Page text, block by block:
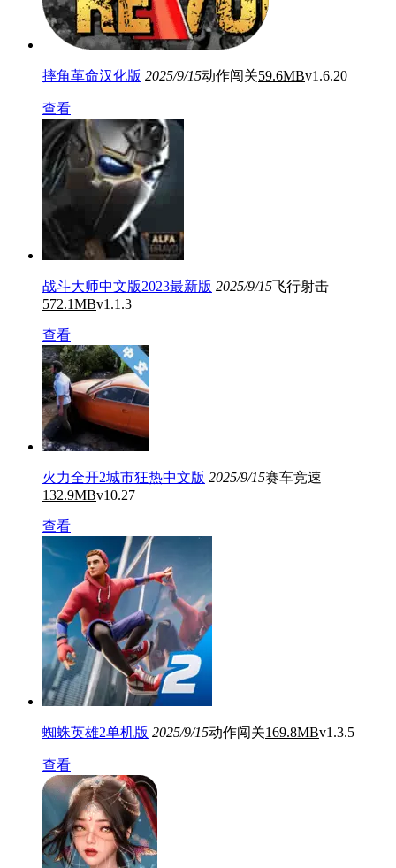
摔角革命汉化版 2025/9/15动作闯关59.6MBv1.6.20
查看
战斗大师中文版2023最新版 2025/9/15飞行射击
572.1MBv1.1.3
查看
火力全开2城市狂热中文版 2025/9/15赛车竞速
132.9MBv10.27
查看
蜘蛛英雄2单机版 2025/9/15动作闯关169.8MBv1.3.5
查看